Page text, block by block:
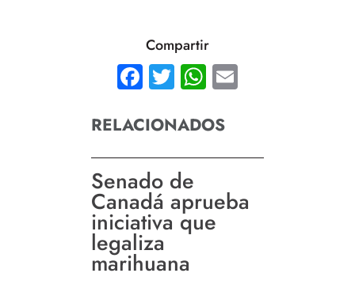
Compartir
Facebook
TwitterWhatsApp
RELACIONADOS
Senado de
Canadá aprueba
iniciativa que
legaliza
marihuana